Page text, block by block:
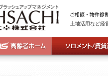
土地活用など経